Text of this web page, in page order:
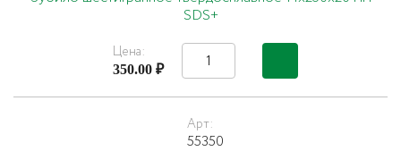
SDS+
Цена:
350.00 ₽
Арт:
55350